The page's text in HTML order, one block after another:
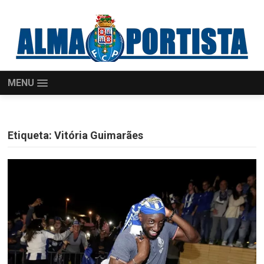
MENU
Etiqueta:Vitória Guimarães